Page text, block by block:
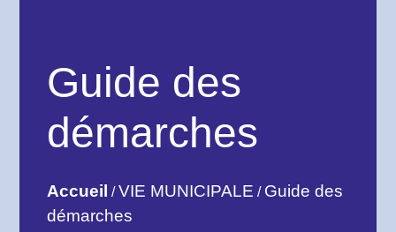
Guide des
démarches
Accueil /VIE MUNICIPALE / Guide des
démarches